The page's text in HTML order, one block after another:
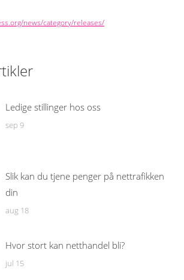
news/category/releases/
Ledige stillinger hos oss
sep 9
Slik kan du tjene penger på nettrafikken
din
aug 18
Hvor stort kan netthandel bli?
jul 15